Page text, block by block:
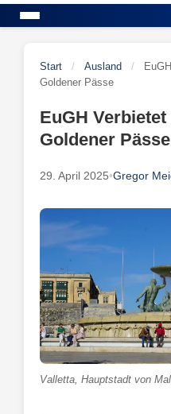
Start / Ausland /
Goldener Pässe
EuGH
Goldener Pässe
29. April 2025•Gregor
Valletta, Hauptstadt von